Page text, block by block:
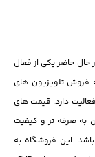
شده است و در حال حاضر یکی از فعال
فروش تلویزیون های
دارد. قیمت های
به صرفه تر و کیفیت
این فروشگاه به